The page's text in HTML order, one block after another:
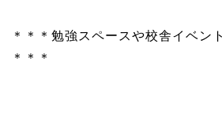
＊＊＊勉強スペースや校舎イベン
＊＊＊